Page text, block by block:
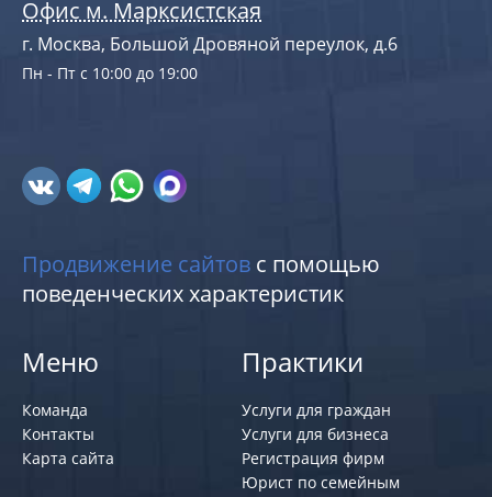
Офис м. Марксистская
г. Москва, Большой Дровяной переулок, д.6
Пн - Пт с 10:00 до 19:00
Продвижение сайтов с помощью
поведенческих характеристик
Меню
Команда
Контакты
Карта сайта
Практики
Услуги для граждан
Услуги для бизнеса
Регистрация фирм
Юрист по семейным